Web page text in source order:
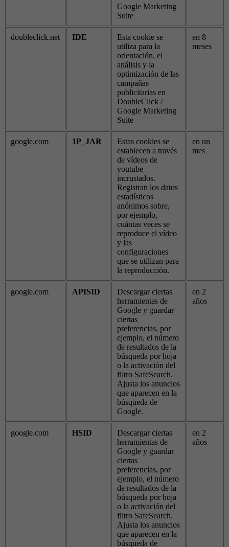
Google Marketing
Suite
doubleclick.net IDE
Esta cookie se
utiliza para la
orientación, el
análisis y la
optimización de las
campañas
publicitarias en
DoubleClick /
Google Marketing
Suite
en 8
meses
google.com 1P_JAR
Estas cookies se
establecen a través
de vídeos de
youtube
incrustados.
Registran los datos
estadísticos
anónimos sobre,
por ejemplo,
cuántas veces se
reproduce el vídeo
y las
configuraciones
que se utilizan para
la reproducción.
en un
mes
google.com APISID
Descargar ciertas
herramientas de
Google y guardar
ciertas
preferencias, por
ejemplo, el número
de resultados de la
búsqueda por hoja
o la activación del
filtro SafeSearch.
Ajusta los anuncios
que aparecen en la
búsqueda de
Google.
en 2
años
google.com HSID
Descargar ciertas
herramientas de
Google y guardar
ciertas
preferencias, por
ejemplo, el número
de resultados de la
búsqueda por hoja
o la activación del
filtro SafeSearch.
Ajusta los anuncios
que aparecen en la
búsqueda de
en 2
años